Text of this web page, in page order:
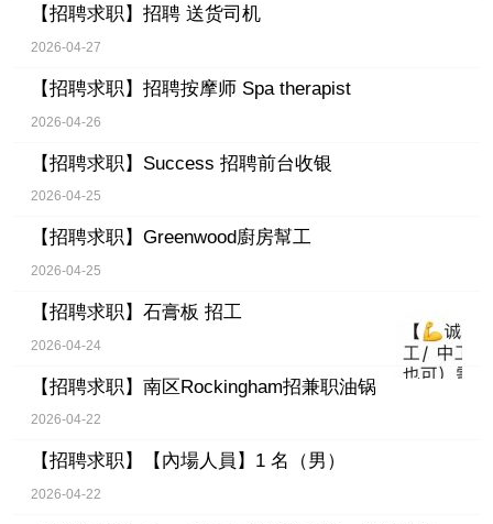
【招聘求职】 招聘 送货司机
2026-04-27
【招聘求职】 招聘按摩师 Spa therapist
2026-04-26
【招聘求职】 Success 招聘前台收银
2026-04-25
【招聘求职】 Greenwood廚房幫工
2026-04-25
【招聘求职】 石膏板 招工
2026-04-24
【招聘求职】 南区Rockingham招兼职油锅
2026-04-22
【招聘求职】 【內場人員】1 名（男）
2026-04-22